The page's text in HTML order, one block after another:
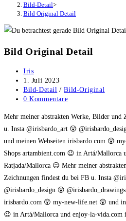
Bild-Detail>
Bild Original Detail
Bild Original Detail
Beitrags-
Autor:
Iris
Beitrag
veröffentlicht:
1. Juli 2023
Beitrags-
Kategorie:
Bild-Detail / Bild-Original
Beitrags-
0 Kommentare
Mehr meiner abstrakten Werke, Bilder und
u. Insta @irisbardo_art 😲
und meinen Webseiten irisbardo.com 😲
Shops artambient.com 😉 in Artá/Mallorca
Ratjada/Mallorca 😉 Mehr meiner
Zeichnungen findest du bei FB u. Insta
@irisbardo_design 😲
irisbardo.com 😲 my-new-life.net 😲 und in
😉 in Artá/Mallorca und enjoy-la-vida.com